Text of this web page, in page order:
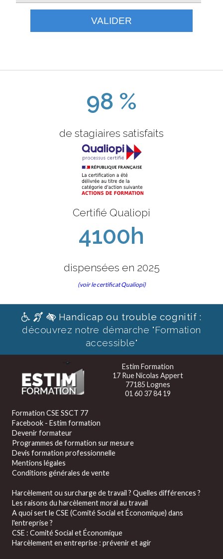
VALIDER
98 %
de stagiaires satisfaits
Certifié Qualiopi
4100h
dispensées en 2025
(voir le certificat Qualiopi)
Handicap ou trouble cognitif :
découvrez notre démarche "Formation
accessible"
Estim Formation
17 Rue Nicolas Appert
77185 Lognes
01 60 37 84 19
Formation CSE SSCT 77
Facebook - Estim formation
Devenir formateur
Programmes de formation sur mesure
Devis formation professionnelle
Mentions légales
Conditions générales de vente
Harcèlement ou surcharge de travail ? Quelles différences ?
Les raisons du harcèlement moral au travail
A quoi sert le CSE (Comité Social et Économique) dans
l'entreprise ?
CSE : Comité Social et Économique
Harcèlement en entreprise : prévenir et agir